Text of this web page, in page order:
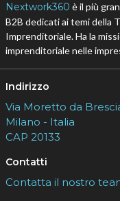
Nextwork360 è il più
B2B dedicati ai temi della
Imprenditoriale. Ha la
imprenditoriale nelle
Indirizzo
Via Moretto da
Milano - Italia
CAP 20133
Contatti
Contatta il nostro